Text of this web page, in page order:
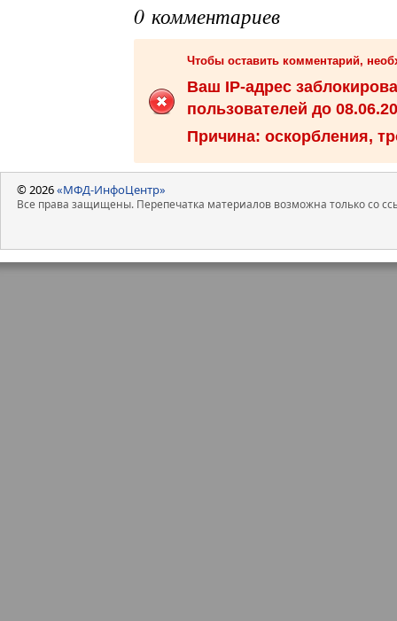
0 комментариев
Чтобы оставить комментарий,
Ваш IP-адрес
пользователей до
Причина: оскорбления,
© 2026«МФД-ИнфоЦентр»
Все права защищены. Перепечатка материалов возможна только со